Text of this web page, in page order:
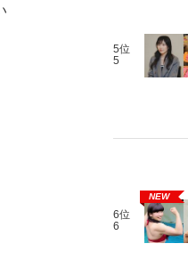
5位
5
6位
6
NEW